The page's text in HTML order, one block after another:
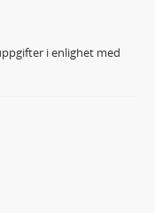
i enlighet med